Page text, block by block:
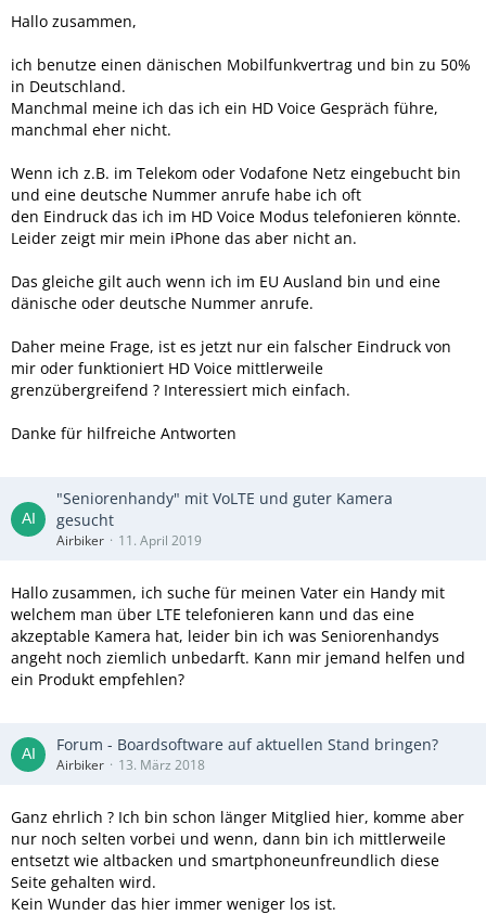
Hallo zusammen,
ich benutze einen dänischen Mobilfunkvertrag und bin zu 50%
in Deutschland.
Manchmal meine ich das ich ein HD Voice Gespräch führe,
manchmal eher nicht.
Wenn ich z.B. im Telekom oder Vodafone Netz eingebucht bin
und eine deutsche Nummer anrufe habe ich oft
den Eindruck das ich im HD Voice Modus telefonieren könnte.
Leider zeigt mir mein iPhone das aber nicht an.
Das gleiche gilt auch wenn ich im EU Ausland bin und eine
dänische oder deutsche Nummer anrufe.
Daher meine Frage, ist es jetzt nur ein falscher Eindruck von
mir oder funktioniert HD Voice mittlerweile
grenzübergreifend ? Interessiert mich einfach.
Danke für hilfreiche Antworten
"Seniorenhandy" mit VoLTE und guter Kamera
gesucht
Airbiker 11. April 2019
Hallo zusammen, ich suche für meinen Vater ein Handy mit
welchem man über LTE telefonieren kann und das eine
akzeptable Kamera hat, leider bin ich was Seniorenhandys
angeht noch ziemlich unbedarft. Kann mir jemand helfen und
ein Produkt empfehlen?
Forum - Boardsoftware auf aktuellen Stand bringen?
Airbiker 13. März 2018
Ganz ehrlich ? Ich bin schon länger Mitglied hier, komme aber
nur noch selten vorbei und wenn, dann bin ich mittlerweile
entsetzt wie altbacken und smartphoneunfreundlich diese
Seite gehalten wird.
Kein Wunder das hier immer weniger los ist.